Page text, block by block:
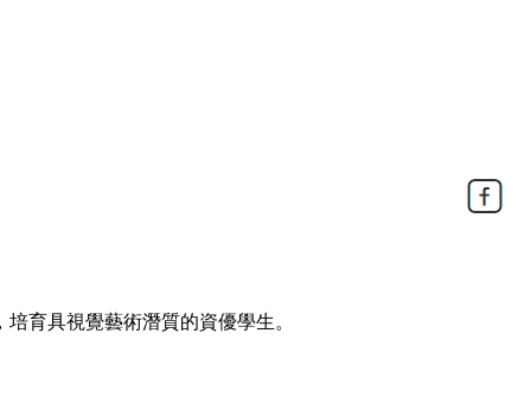
育具視覺藝術潛質的資優學生。